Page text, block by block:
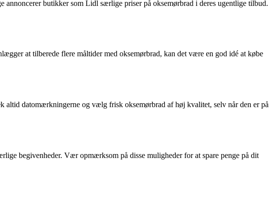
butikker som Lidl særlige priser på oksemørbrad i deres ugentlige tilbud.
at tilberede flere måltider med oksemørbrad, kan det være en god idé at købe
datomærkningerne og vælg frisk oksemørbrad af høj kvalitet, selv når den er på
begivenheder. Vær opmærksom på disse muligheder for at spare penge på dit